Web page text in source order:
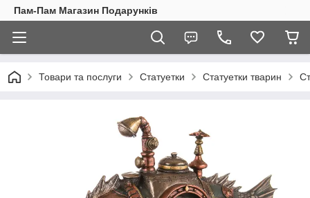
Пам-Пам Магазин Подарунків
Товари та послуги Статуетки Статуетки тварин